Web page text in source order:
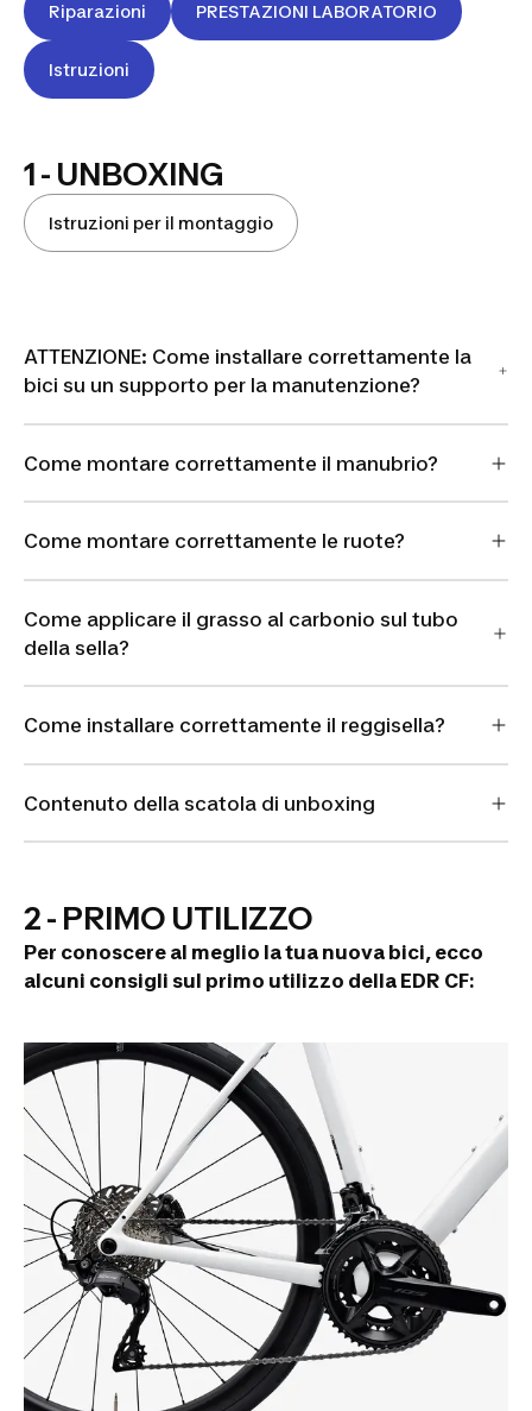
Riparazioni PRESTAZIONI LABORATORIO
Istruzioni
1 - UNBOXING
Istruzioni per il montaggio
Video
ATTENZIONE: Come installare correttamente la
bici su un supporto per la manutenzione?
Come montare correttamente il manubrio?
Come montare correttamente le ruote?
Come applicare il grasso al carbonio sul tubo
della sella?
Come installare correttamente il reggisella?
Contenuto della scatola di unboxing
2 - PRIMO UTILIZZO
Per conoscere al meglio la tua nuova bici, ecco
alcuni consigli sul primo utilizzo della EDR CF: